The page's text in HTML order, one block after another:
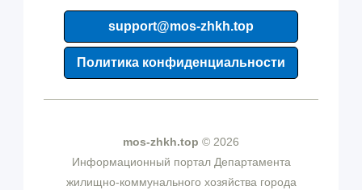
support@mos-zhkh.top
Политика конфиденциальности
mos-zhkh.top © 2026
Информационный портал Департамента
жилищно-коммунального хозяйства города